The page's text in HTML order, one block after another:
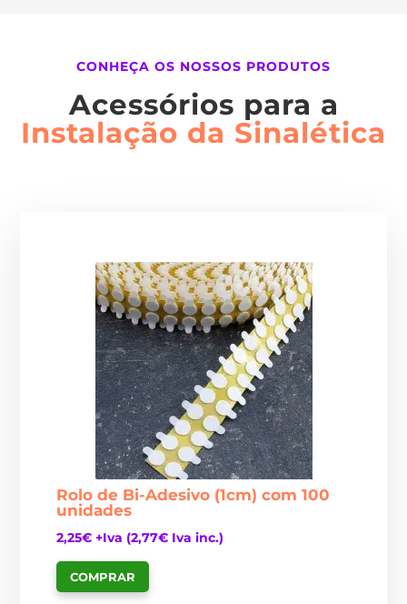
CONHEÇA OS NOSSOS PRODUTOS
Acessórios para a
Instalação da Sinalética
Rolo de Bi-Adesivo (1cm) com 100
unidades
2,25€ +Iva (2,77€ Iva inc.)
COMPRAR